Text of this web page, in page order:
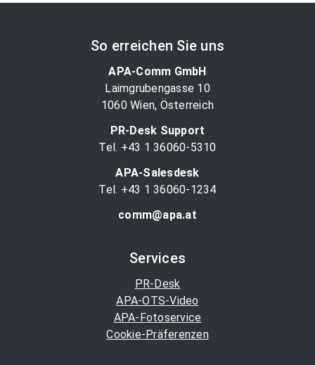
So erreichen Sie uns
APA-Comm GmbH
Laimgrubengasse 10
1060 Wien, Österreich
PR-Desk Support
Tel. +43 1 36060-5310
APA-Salesdesk
Tel. +43 1 36060-1234
comm@apa.at
Services
PR-Desk
APA-OTS-Video
APA-Fotoservice
Cookie-Präferenzen